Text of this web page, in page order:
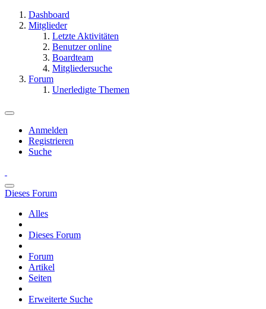
Dashboard
Mitglieder
Letzte Aktivitäten
Benutzer online
Boardteam
Mitgliedersuche
Forum
Unerledigte Themen
Anmelden
Registrieren
Suche
Dieses Forum
Alles
Dieses Forum
Forum
Artikel
Seiten
Erweiterte Suche